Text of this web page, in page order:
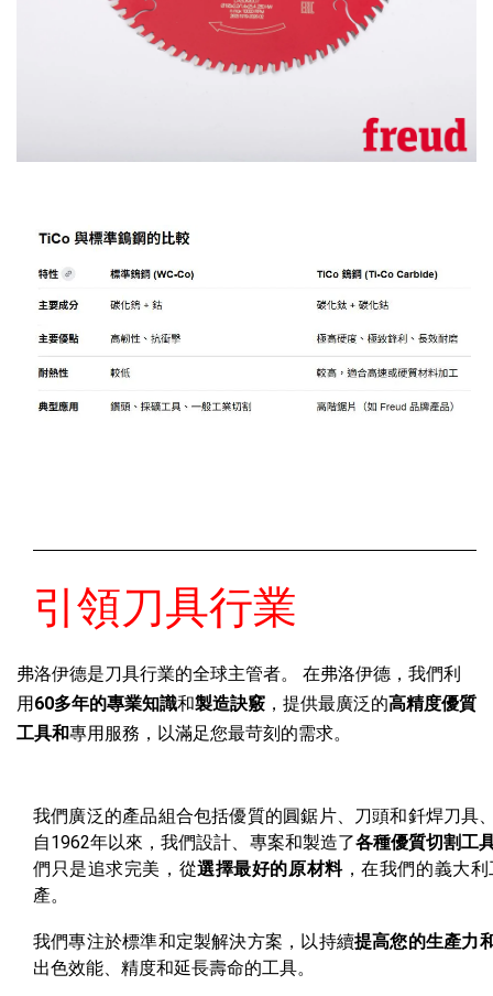
引領刀具行業
弗洛伊德是刀具行業的全球主管者。 在弗洛伊德，我們利
用60多年的專業知識和製造訣竅 ，提供最廣泛的高精度優質
工具和專用服務，以滿足您最苛刻的需求。
我們廣泛的產品組合包括優質的圓鋸片、刀頭和釺焊刀具
自1962年以來，我們設計、專案和製造了各種優質切割工
們只是追求完美，從選擇最好的原材料，在我們的義大
產。
我們專注於標準和定製解決方案，以持續提高您的生產力
出色效能、精度和延長壽命的工具。